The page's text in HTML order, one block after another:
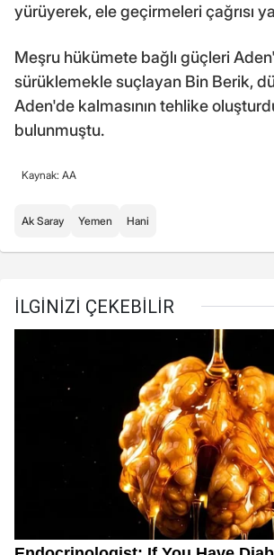
yürüyerek, ele geçirmeleri çağrısı
Meşru hükümete bağlı güçleri
sürüklemekle suçlayan Bin Berik,
Aden'de kalmasının tehlike
bulunmuştu.
Kaynak: AA
Ak Saray Yemen Hani